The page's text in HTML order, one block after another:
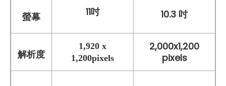
螢幕 11吋 10.3 吋
解析度
1,920 x
1,200pixels
2,000x1,200
pixels